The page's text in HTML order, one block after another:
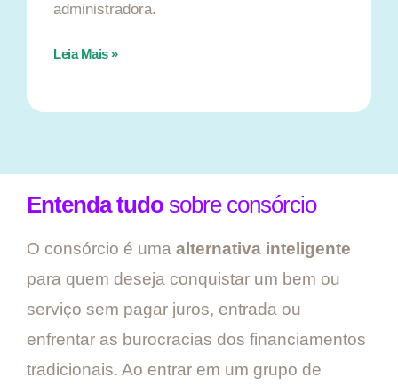
administradora.
Leia Mais »
Entenda tudo sobre consórcio
O consórcio é uma alternativa inteligente
para quem deseja conquistar um bem ou
serviço sem pagar juros, entrada ou
enfrentar as burocracias dos financiamentos
tradicionais. Ao entrar em um grupo de